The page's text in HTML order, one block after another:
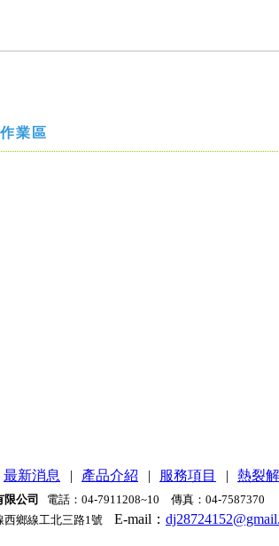
業區
最新消息 | 產品介紹 | 服務項目 | 熱裂
公司
電話：04-7911208~10 傳真：04-7587370
西鄉線工北三路1號 E-mail：